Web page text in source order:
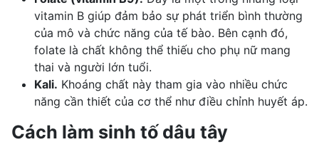
vitamin B giúp đảm bảo sự phát triển bình thường
của mô và chức năng của tế bào. Bên cạnh đó,
folate là chất không thể thiếu cho phụ nữ mang
thai và người lớn tuổi.
Kali. Khoáng chất này tham gia vào nhiều chức
năng cần thiết của cơ thể như điều chỉnh huyết áp.
Cách làm sinh tố dâu tây